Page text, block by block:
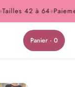
42 à 64◆
Panier · 0